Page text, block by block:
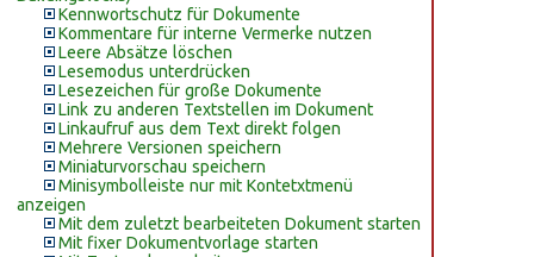
Kennwortschutz für Dokumente
Kommentare für interne Vermerke nutzen
Leere Absätze löschen
Lesemodus unterdrücken
Lesezeichen für große Dokumente
Link zu anderen Textstellen im Dokument
Linkaufruf aus dem Text direkt folgen
Mehrere Versionen speichern
Miniaturvorschau speichern
Minisymbolleiste nur mit Kontetxtmenü
anzeigen
Mit dem zuletzt bearbeiteten Dokument starten
Mit fixer Dokumentvorlage starten